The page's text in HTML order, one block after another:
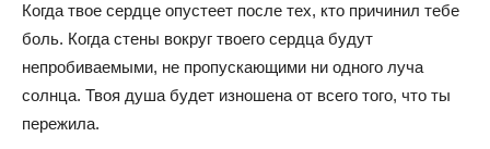
Когда твое сердце опустеет после тех, кто причинил тебе
боль. Когда стены вокруг твоего сердца будут
непробиваемыми, не пропускающими ни одного луча
солнца. Твоя душа будет изношена от всего того, что ты
пережила.